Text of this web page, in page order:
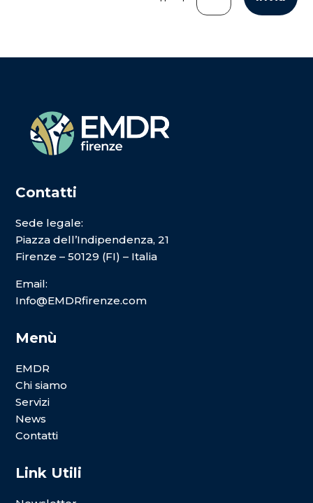
Contatti
Sede legale:
Piazza dell’Indipendenza, 21
Firenze – 50129 (FI) – Italia
Email:
Info@EMDRfirenze.com
Menù
EMDR
Chi siamo
Servizi
News
Contatti
Link Utili